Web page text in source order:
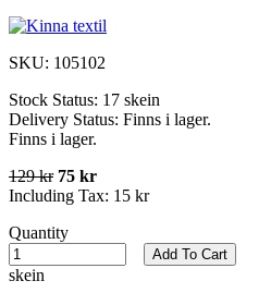
SKU: 105102
Stock Status: 17 skein
Delivery Status: Finns i lager.
Finns i lager.
129 kr 75 kr
Including Tax: 15 kr
Quantity
skein
Add To Cart